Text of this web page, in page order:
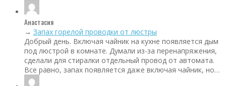
Анастасия
→ Запах горелой проводки от люстры
Добрый день. Включая чайник на кухне появляется дым
под люстрой в комнате. Думали из-за перенапряжения,
сделали для стиралки отдельный провод от автомата.
Все равно, запах появляется даже включая чайник, но…